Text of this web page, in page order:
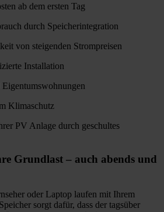
ab dem ersten Tag
durch Speicherintegration
von steigenden Strompreisen
Installation
Klimaschutz
Grundlast – auch abends und
oder Laptop laufen mit Ihrem
sorgt dafür, dass der tagsüber